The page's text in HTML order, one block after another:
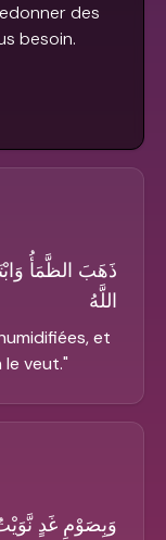
des
besoin.
ذَهَبَ الظَّمَأُ
اللَّهُ
et
le veut."
وَبِصَوْمِ غَدٍ